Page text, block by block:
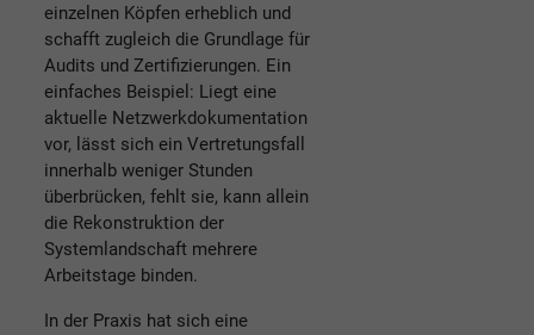
einzelnen Köpfen erheblich und
schafft zugleich die Grundlage für
Audits und Zertifizierungen. Ein
einfaches Beispiel: Liegt eine
aktuelle Netzwerkdokumentation
vor, lässt sich ein Vertretungsfall
innerhalb weniger Stunden
überbrücken, fehlt sie, kann allein
die Rekonstruktion der
Systemlandschaft mehrere
Arbeitstage binden.
In der Praxis hat sich eine